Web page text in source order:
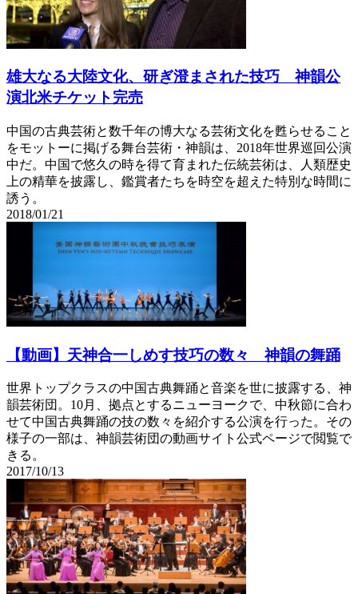
雄大なる大陸文化、研ぎ澄まされた技巧 神韻公
演北米チケット完売
中国の古典芸術と数千年の博大なる芸術文化を甦らせること
をモットーに掲げる舞台芸術・神韻は、2018年世界巡回公演
中だ。中国で悠久の時を得て育まれた伝統芸術は、人類歴史
上の精華を披露し、鑑賞者たちを時空を超えた特別な時間に
誘う。
2018/01/21
【動画】天神合一しめす技巧の数々 神韻の舞踊
世界トップクラスの中国古典舞踊と音楽を世に披露する、神
韻芸術団。10月、拠点とするニューヨークで、中秋節に合わ
せて中国古典舞踊の技の数々を紹介する公演を行った。その
様子の一部は、神韻芸術団の動画サイト公式ページで閲覧で
きる。
2017/10/13